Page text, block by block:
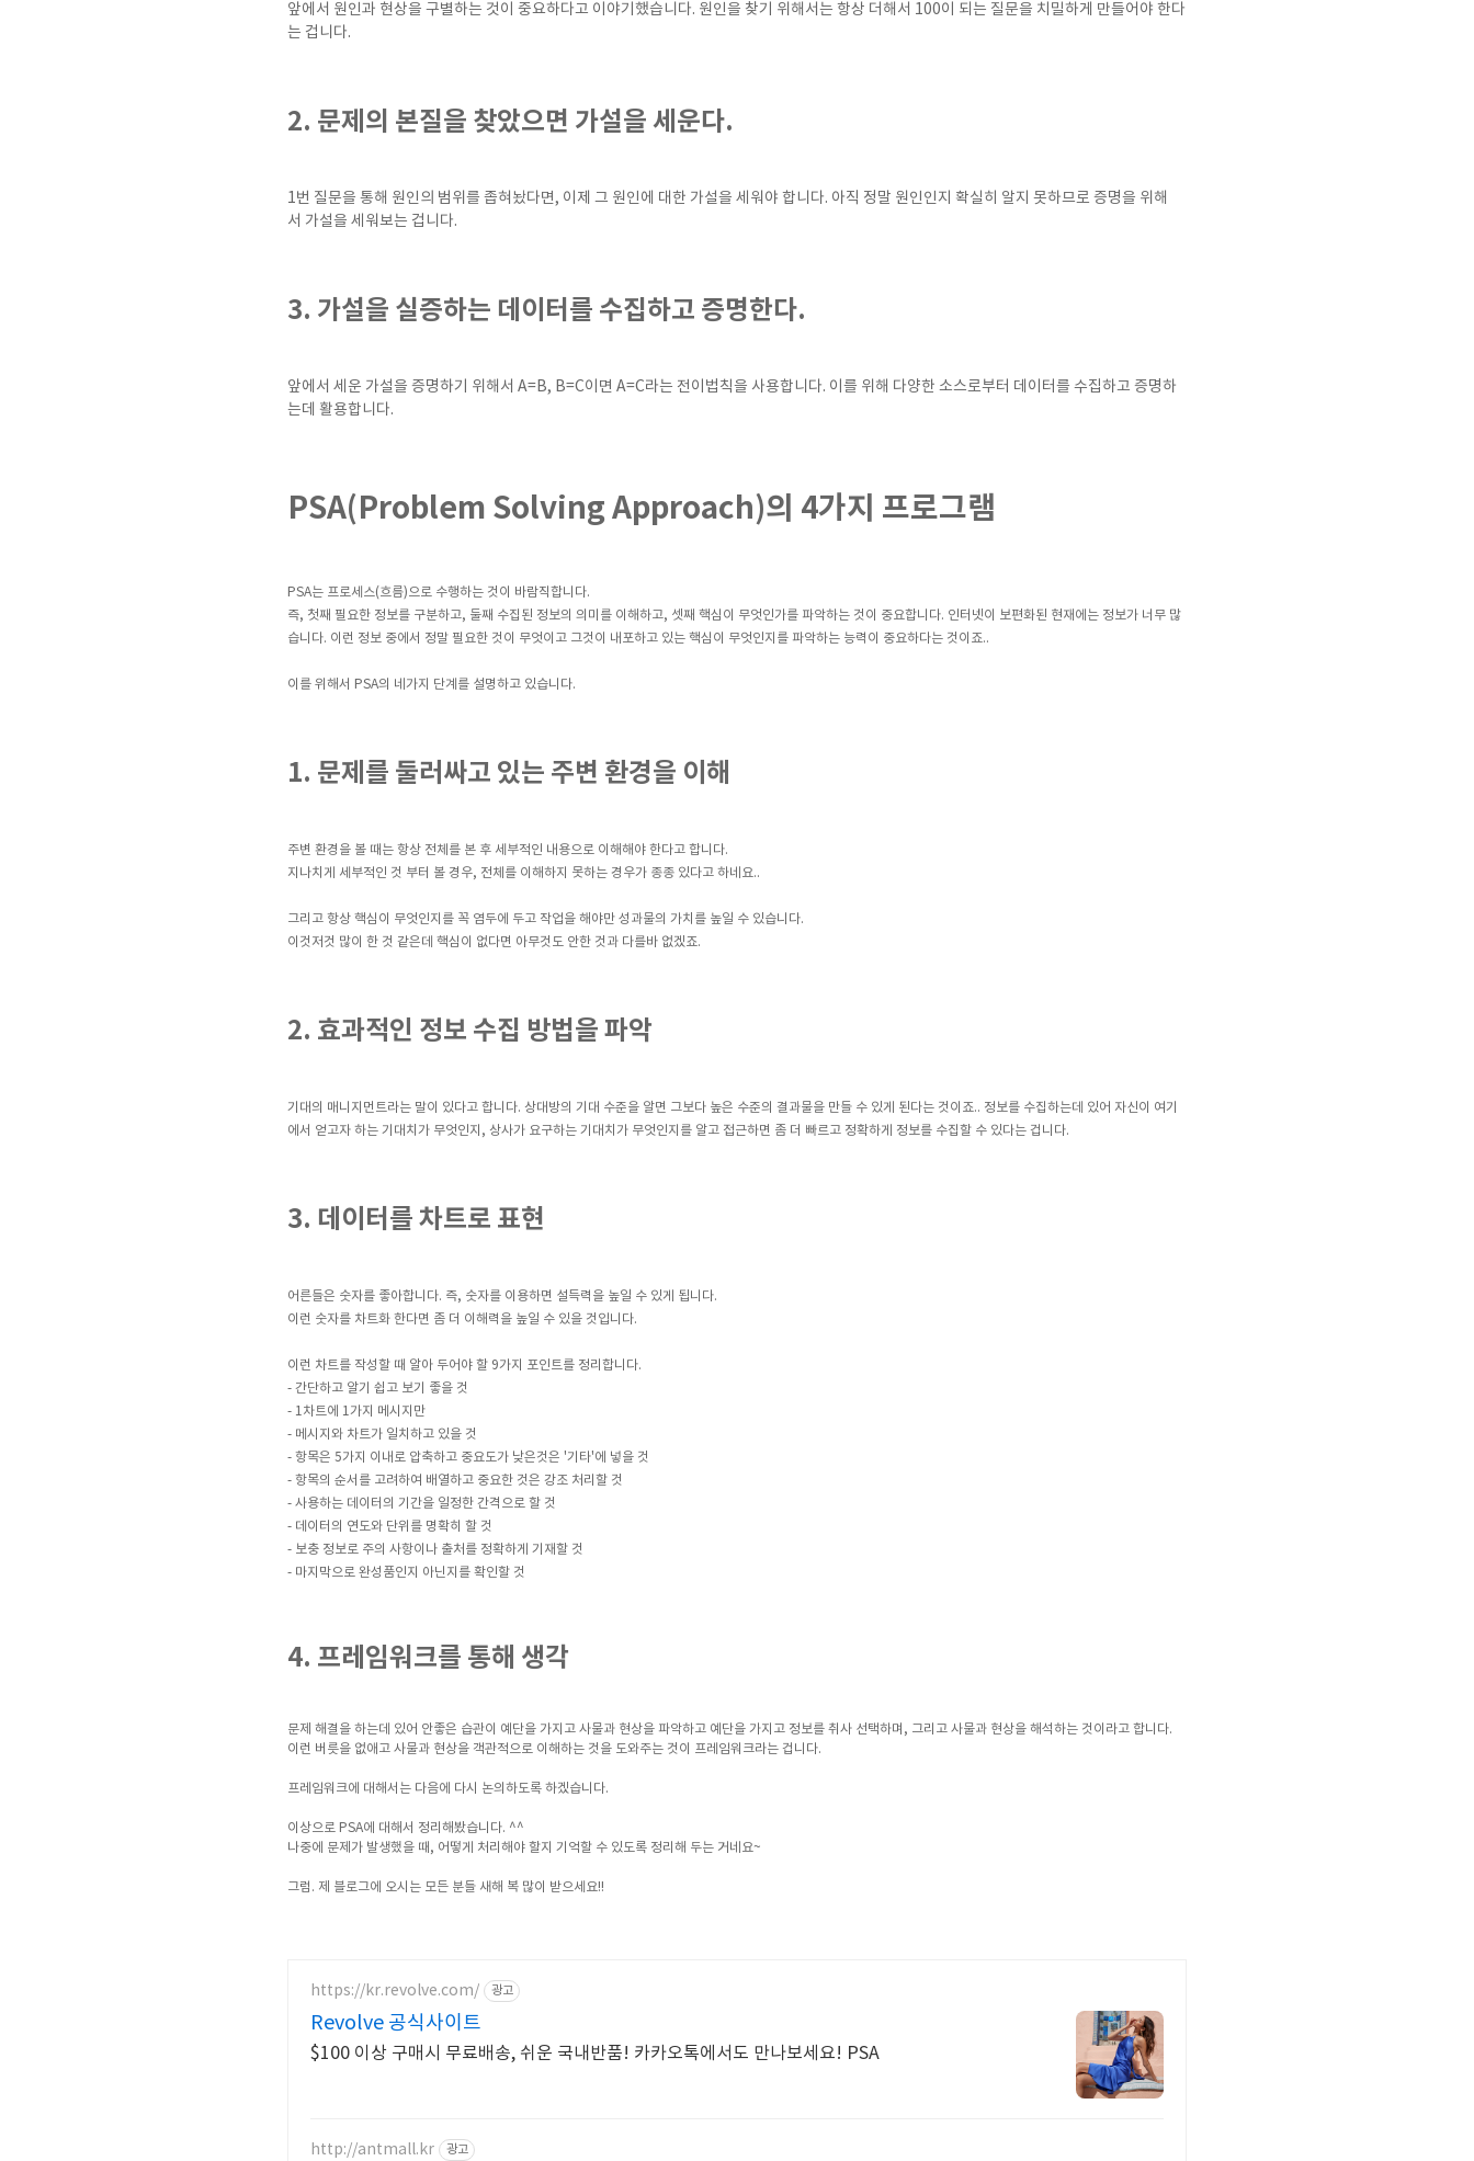
앞에서 원인과 현상을 구별하는 것이 중요하다고 이야기했습니다. 원인을 찾기 위해서는 항상 더해서 100이 되는 질문을 치밀하게 만들어야 한다
는 겁니다.
2. 문제의 본질을 찾았으면 가설을 세운다.
1번 질문을 통해 원인의 범위를 좁혀놨다면, 이제 그 원인에 대한 가설을 세워야 합니다. 아직 정말 원인인지 확실히 알지 못하므로 증명을 위해
서 가설을 세워보는 겁니다.
3. 가설을 실증하는 데이터를 수집하고 증명한다.
앞에서 세운 가설을 증명하기 위해서 A=B, B=C이면 A=C라는 전이법칙을 사용합니다. 이를 위해 다양한 소스로부터 데이터를 수집하고 증명하
는데 활용합니다.
PSA(Problem Solving Approach)의 4가지 프로그램
PSA는 프로세스(흐름)으로 수행하는 것이 바람직합니다.
즉, 첫째 필요한 정보를 구분하고, 둘째 수집된 정보의 의미를 이해하고, 셋째 핵심이 무엇인가를 파악하는 것이 중요합니다. 인터넷이 보편화된 현재에는 정보가 너무 많
습니다. 이런 정보 중에서 정말 필요한 것이 무엇이고 그것이 내포하고 있는 핵심이 무엇인지를 파악하는 능력이 중요하다는 것이죠..
이를 위해서 PSA의 네가지 단계를 설명하고 있습니다.
1. 문제를 둘러싸고 있는 주변 환경을 이해
주변 환경을 볼 때는 항상 전체를 본 후 세부적인 내용으로 이해해야 한다고 합니다.
지나치게 세부적인 것 부터 볼 경우, 전체를 이해하지 못하는 경우가 종종 있다고 하네요..
그리고 항상 핵심이 무엇인지를 꼭 염두에 두고 작업을 해야만 성과물의 가치를 높일 수 있습니다.
이것저것 많이 한 것 같은데 핵심이 없다면 아무것도 안한 것과 다를바 없겠죠.
2. 효과적인 정보 수집 방법을 파악
기대의 매니지먼트라는 말이 있다고 합니다. 상대방의 기대 수준을 알면 그보다 높은 수준의 결과물을 만들 수 있게 된다는 것이죠.. 정보를 수집하는데 있어 자신이 여기
에서 얻고자 하는 기대치가 무엇인지, 상사가 요구하는 기대치가 무엇인지를 알고 접근하면 좀 더 빠르고 정확하게 정보를 수집할 수 있다는 겁니다.
3. 데이터를 차트로 표현
어른들은 숫자를 좋아합니다. 즉, 숫자를 이용하면 설득력을 높일 수 있게 됩니다.
이런 숫자를 차트화 한다면 좀 더 이해력을 높일 수 있을 것입니다.
이런 차트를 작성할 때 알아 두어야 할 9가지 포인트를 정리합니다.
- 간단하고 알기 쉽고 보기 좋을 것
- 1차트에 1가지 메시지만
- 메시지와 차트가 일치하고 있을 것
- 항목은 5가지 이내로 압축하고 중요도가 낮은것은 '기타'에 넣을 것
- 항목의 순서를 고려하여 배열하고 중요한 것은 강조 처리할 것
- 사용하는 데이터의 기간을 일정한 간격으로 할 것
- 데이터의 연도와 단위를 명확히 할 것
- 보충 정보로 주의 사항이나 출처를 정확하게 기재할 것
- 마지막으로 완성품인지 아닌지를 확인할 것
4. 프레임워크를 통해 생각
문제 해결을 하는데 있어 안좋은 습관이 예단을 가지고 사물과 현상을 파악하고 예단을 가지고 정보를 취사 선택하며, 그리고 사물과 현상을 해석하는 것이라고 합니다.
이런 버릇을 없애고 사물과 현상을 객관적으로 이해하는 것을 도와주는 것이 프레임워크라는 겁니다.
프레임워크에 대해서는 다음에 다시 논의하도록 하겠습니다.
이상으로 PSA에 대해서 정리해봤습니다. ^^
나중에 문제가 발생했을 때, 어떻게 처리해야 할지 기억할 수 있도록 정리해 두는 거네요~
그럼. 제 블로그에 오시는 모든 분들 새해 복 많이 받으세요!!
https://kr.revolve.com/ 광고
Revolve 공식사이트
$100 이상 구매시 무료배송, 쉬운 국내반품! 카카오톡에서도 만나보세요! PSA
http://antmall.kr 광고